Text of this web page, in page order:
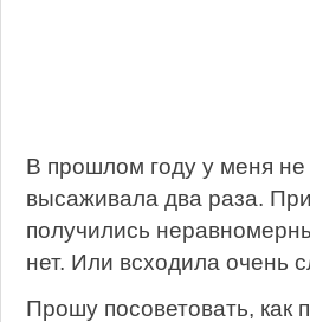
В прошлом году у меня
высаживала два раза.
получились
нет. Или всходила очень
Прошу посоветовать, как